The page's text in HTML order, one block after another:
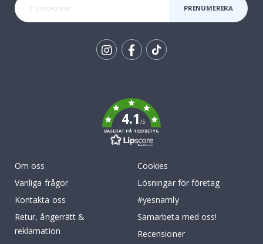
PRENUMERERA
4.1/5
BASERAT PÅ 1029 BETYG
Om oss
Vanliga frågor
Kontakta oss
Retur, ångerrätt &
reklamation
Cookies
Lösningar för företag
#yesnamly
Samarbeta med oss!
Recensioner